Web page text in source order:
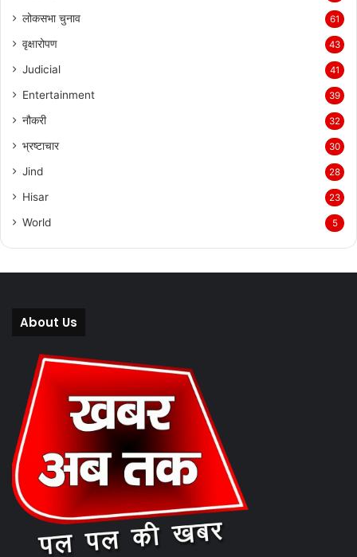
लोकसभा चुनाव 61
वृक्षारोपण 43
Judicial 41
Entertainment 39
नौकरी 32
भ्रष्टाचार 30
Jind 28
Hisar 23
World 5
About Us